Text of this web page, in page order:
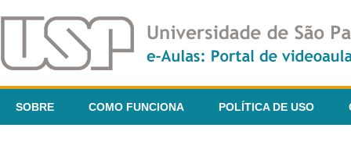
SOBRE COMO FUNCIONA POLÍTICA DE USO